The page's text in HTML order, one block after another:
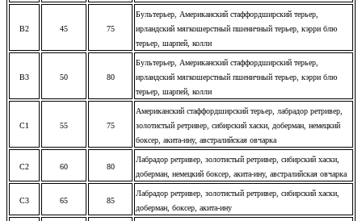
B2 45 75
Бультерьер, Американский стаффордширский терьер,
ирландский мягкошерстный пшеничный терьер, кэрри блю
терьер, шарпей, колли
B3 50 80
Бультерьер, Американский стаффордширский терьер,
ирландский мягкошерстный пшеничный терьер, кэрри блю
терьер, шарпей, колли
C1 55 75
Американский стаффордширский терьер, лабрадор ретривер,
золотистый ретривер, сибирский хаски, доберман, немецкий
боксер, акита-ину, австралийская овчарка
C2 60 80
Лабрадор ретривер, золотистый ретривер, сибирский хаски,
доберман, немецкий боксер, акита-ину, австралийская овчарка
C3 65 85
Лабрадор ретривер, золотистый ретривер, сибирский хаски,
доберман, боксер, акита-ину